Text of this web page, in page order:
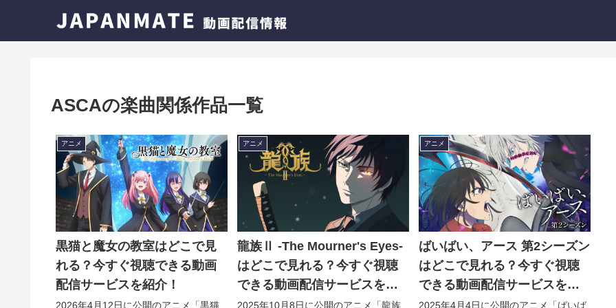
ASCAの楽曲関係作品一覧
アニメ
黒猫と魔女の教室はどこで見
れる？今すぐ視聴できる動画
配信サービスを紹介！
2026年4月12日に公開のアニメ「黒猫
アニメ
龍族Ⅱ -The Mourner's Eyes-
はどこで見れる？今すぐ視聴
できる動画配信サービスを紹
介！
2025年10月8日に公開のアニメ「龍族
アニメ
ばいばい、アース 第2シーズン
はどこで見れる？今すぐ視聴
できる動画配信サービスを紹
介！
2025年4月4日に公開のアニメ「ばいば